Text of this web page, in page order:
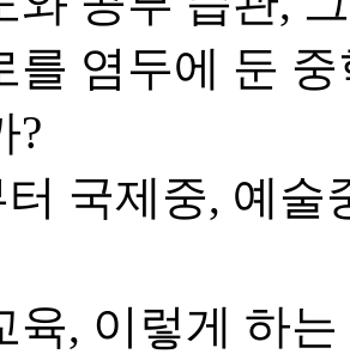
를 염두에 둔
?
국제중, 예술
육, 이렇게 하